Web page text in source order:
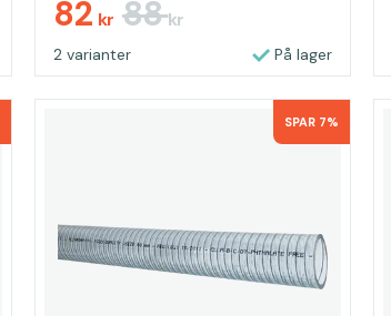
82 kr 88kr
2 varianter På lager
SPAR 7%